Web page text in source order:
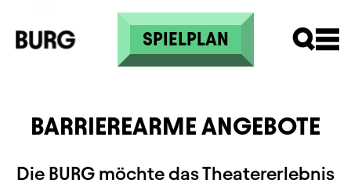
Skip to main content
SPIELPLAN
BARRIEREARME ANGEBOTE
Die BURG möchte das Theatererlebnis